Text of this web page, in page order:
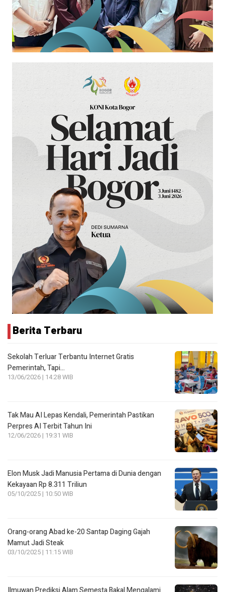
Berita Terbaru
Sekolah Terluar Terbantu Internet Gratis
Pemerintah, Tapi…
13/06/2026 | 14:28 WIB
Tak Mau AI Lepas Kendali, Pemerintah Pastikan
Perpres AI Terbit Tahun Ini
12/06/2026 | 19:31 WIB
Elon Musk Jadi Manusia Pertama di Dunia dengan
Kekayaan Rp 8.311 Triliun
05/10/2025 | 10:50 WIB
Orang-orang Abad ke-20 Santap Daging Gajah
Mamut Jadi Steak
03/10/2025 | 11:15 WIB